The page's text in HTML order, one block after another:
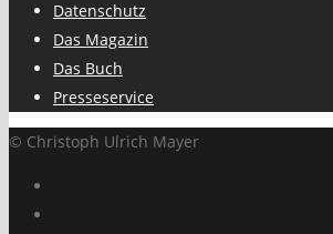
Datenschutz
Das Magazin
Das Buch
Presseservice
© Christoph Ulrich Mayer